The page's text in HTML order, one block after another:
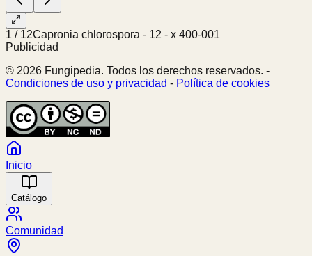
1 / 12Capronia chlorospora - 12 - x 400-001
Publicidad
© 2026 Fungipedia. Todos los derechos reservados. -
Condiciones de uso y privacidad - Política de cookies
Inicio
Catálogo
Comunidad